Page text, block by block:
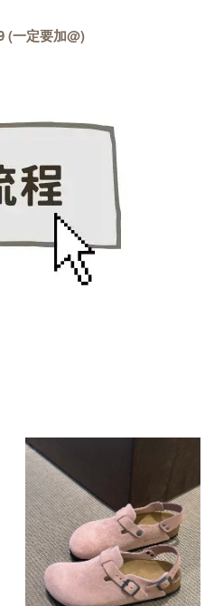
(一定要加@)